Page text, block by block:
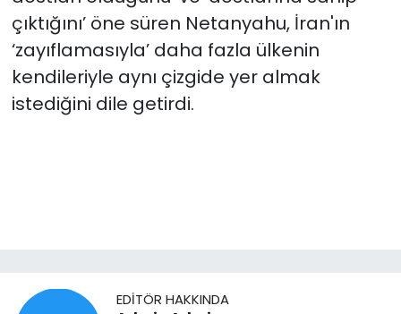
çıktığını’ öne süren Netanyahu, İran'ın
‘zayıflamasıyla’ daha fazla ülkenin
kendileriyle aynı çizgide yer almak
istediğini dile getirdi.
EDITÖR HAKKINDA